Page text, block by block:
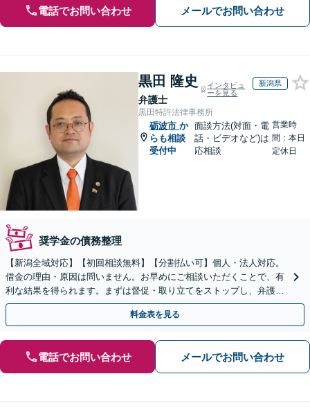
電話でお問い合わせ メールでお問い合わせ
黒田 隆史
弁護士
インタビュ
ーを見る
新潟県
黒田特許法律事務所
砺波市 か
らも相談
受付中
面談方法(対面・電
話・ビデオなど)は
応相談
営業時
間：本日
定休日
奨学金の債務整理
【新潟全域対応】【初回相談無料】【分割払い可】個人・法人対応。
借金の理由・原因は問いません。お早めにご相談いただくことで、有
利な結果を得られます。まずは督促・取り立てをストップし、弁護士
とともに最善の解決策を話し合いましょう。【駐車場有】
料金表を見る
電話でお問い合わせ メールでお問い合わせ